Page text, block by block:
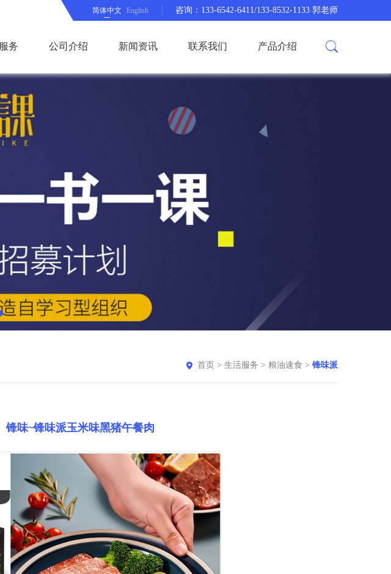
简体中文 English 咨询：133-6542-6411/133-8532-1133 郭老师
务 公司介绍 新闻资讯 联系我们 产品介绍
首页 > 生活服务 > 粮油速食 > 锋味派
锋味~锋味派玉米味黑猪午餐肉